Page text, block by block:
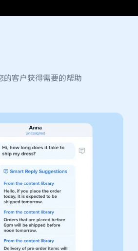
客户获得需要的帮助